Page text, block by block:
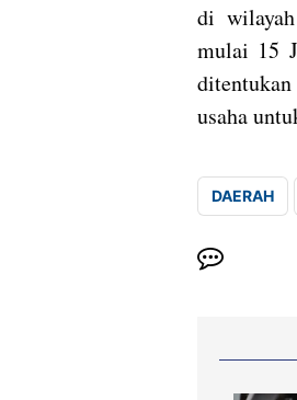
di
mulai 15
usaha
DAERAH